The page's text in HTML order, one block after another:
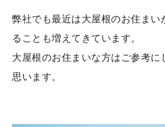
弊社でも最近は大屋根のお住まい
ることも増えてきています。
大屋根のお住まいな方はご参考に
思います。